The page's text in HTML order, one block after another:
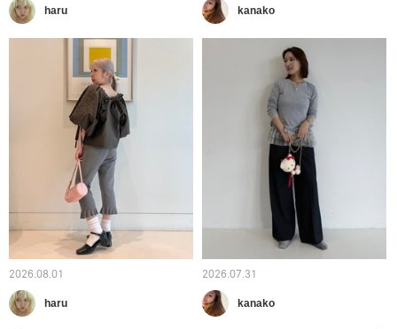
haru kanako
2026.08.01
haru
2026.07.31
kanako